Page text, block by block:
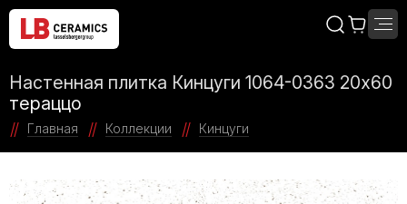
Настенная плитка Кинцуги 1064-0363 20х60
тераццо
Главная Коллекции Кинцуги